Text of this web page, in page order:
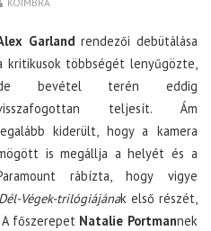
Garland rendezői debütálása
kritikusok többségét lenyűgözte,
bevétel terén eddig
teljesít. Ám
kiderült, hogy a kamera
is megállja a helyét és a
rábízta, hogy vigye
Dél-Végek-trilógiájának első részét,
A főszerepet Natalie Portmannek